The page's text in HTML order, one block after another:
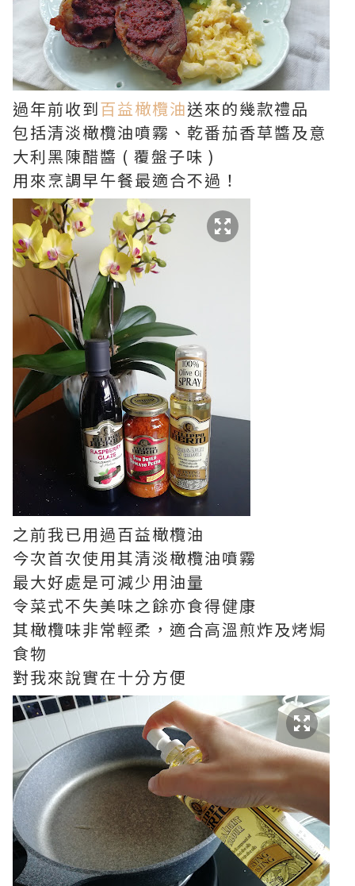
過年前收到百益橄欖油送來的幾款禮品
包括清淡橄欖油噴霧、乾番茄香草醬及意
大利黑陳醋醬 ( 覆盤子味 )
用來烹調早午餐最適合不過！
之前我已用過百益橄欖油
今次首次使用其清淡橄欖油噴霧
最大好處是可減少用油量
令菜式不失美味之餘亦食得健康
其橄欖味非常輕柔，適合高溫煎炸及烤焗
食物
對我來說實在十分方便